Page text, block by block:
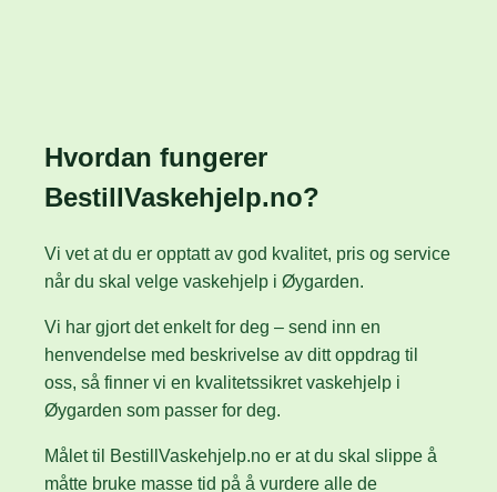
Hvordan fungerer
BestillVaskehjelp.no?
Vi vet at du er opptatt av god kvalitet, pris og service
når du skal velge vaskehjelp i Øygarden.
Vi har gjort det enkelt for deg – send inn en
henvendelse med beskrivelse av ditt oppdrag til
oss, så finner vi en kvalitetssikret vaskehjelp i
Øygarden som passer for deg.
Målet til BestillVaskehjelp.no er at du skal slippe å
måtte bruke masse tid på å vurdere alle de